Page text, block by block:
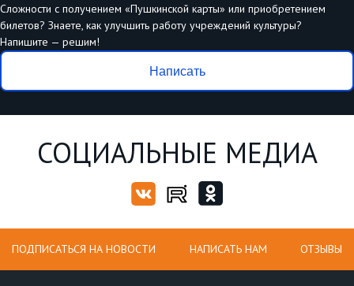
Сложности с получением «Пушкинской карты» или приобретением
билетов? Знаете, как улучшить работу учреждений культуры?
Напишите — решим!
Написать
СОЦИАЛЬНЫЕ МЕДИА
ПОДПИСАТЬСЯ НА НОВОСТИ НАПИСАТЬ НАМ ОТЗЫВЫ